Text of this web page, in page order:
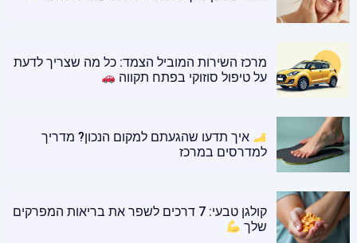
מרכז השירות המוביל הצמד: כל מה שצריך לדעת
על טיפול סוזוקי בפתח תקווה
איך תדעו שהגעתם למקום הנכון? מדריך
למדרסים במרכז
קולגן טבעי: 7 דרכים לשפר את בריאות המפרקים
שלך